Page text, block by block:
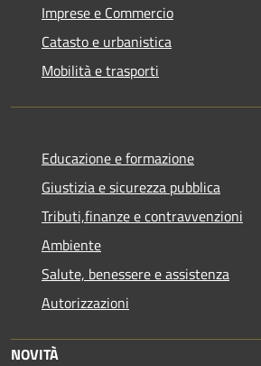
Imprese e Commercio
Catasto e urbanistica
Mobilità e trasporti
Educazione e formazione
Giustizia e sicurezza pubblica
Tributi,finanze e contravvenzioni
Ambiente
Salute, benessere e assistenza
Autorizzazioni
NOVITÀ